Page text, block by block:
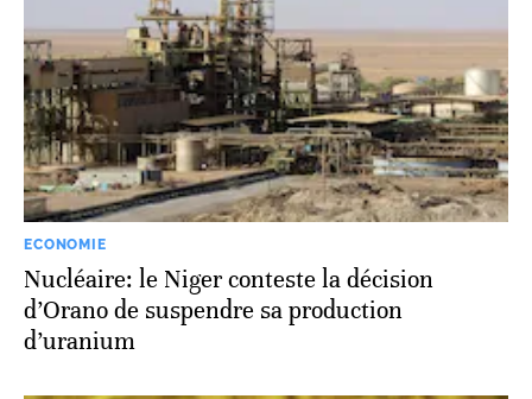
ECONOMIE
Nucléaire: le Niger conteste la décision
d’Orano de suspendre sa production
d’uranium